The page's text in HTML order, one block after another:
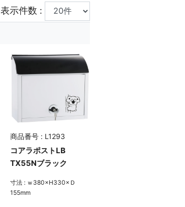
表示件数 :
商品番号 : L1293
コアラポストLB
TX55Nブラック
寸法 : ｗ380×H330×Ｄ
155mm